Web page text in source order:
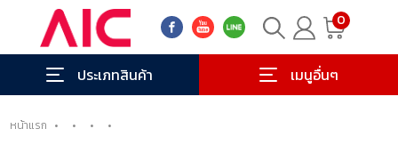
0
ประเภทสินค้า เมนูอื่นๆ
หน้าแรก • • • •